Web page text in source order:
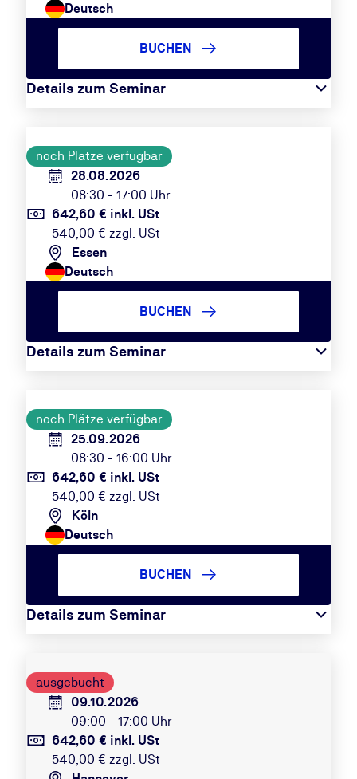
Deutsch
Details zum Seminar
BUCHEN
noch Plätze verfügbar
28.08.2026
08:30 - 17:00 Uhr
642,60 € inkl. USt
540,00 € zzgl. USt
Essen
Deutsch
Details zum Seminar
BUCHEN
noch Plätze verfügbar
25.09.2026
08:30 - 16:00 Uhr
642,60 € inkl. USt
540,00 € zzgl. USt
Köln
Deutsch
Details zum Seminar
BUCHEN
ausgebucht
09.10.2026
09:00 - 17:00 Uhr
642,60 € inkl. USt
540,00 € zzgl. USt